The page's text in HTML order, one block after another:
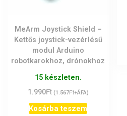
MeArm Joystick Shield –
Kettős joystick-vezérlésű
modul Arduino
robotkarokhoz, drónokhoz
15 készleten.
1.990Ft (1.567Ft+ÁFA)
Kosárba teszem